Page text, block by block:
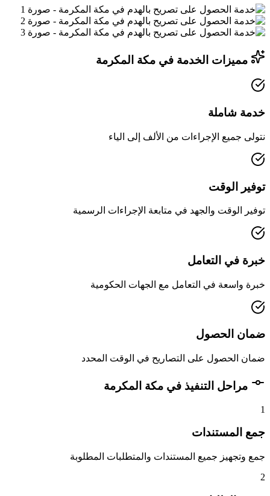
مميزات الخدمة في مكة المكرمة
خدمة شاملة
نتولى جميع الإجراءات من الألف إلى الياء
توفير الوقت
توفير الوقت والجهد في متابعة الإجراءات الرسمية
خبرة في التعامل
خبرة واسعة في التعامل مع الجهات الحكومية
ضمان الحصول
ضمان الحصول على التصاريح في الوقت المحدد
مراحل التنفيذ في مكة المكرمة
1
جمع المستندات
جمع وتجهيز جميع المستندات والمتطلبات المطلوبة
2